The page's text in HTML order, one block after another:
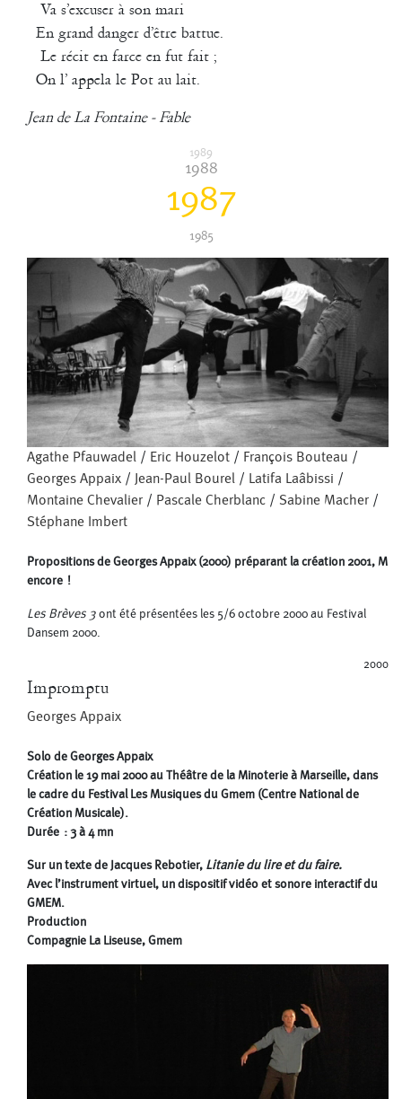
Va s’excuser à son mari
En grand danger d’être battue.
Le récit en farce en fut fait ;
On l’ appela le Pot au lait.
Jean de La Fontaine - Fable
1989
1988
1987
1985
Des danseurs et des musiciens se retrouvent sur un plateau avec du
son, du mouvement et des mots à partager. L’expérience de la
rencontre aussi avec Richard Dubelski et l’improvisation à partir de
matériaux sonores, chorégraphiques et écrits.
Georges Appaix
Agathe Pfauwadel / Eric Houzelot / François Bouteau /
Georges Appaix / Jean-Paul Bourel / Latifa Laâbissi /
Montaine Chevalier / Pascale Cherblanc / Sabine Macher /
Stéphane Imbert
Propositions de Georges Appaix (2000) préparant la création 2001, M
encore !
Les Brèves 3 ont été présentées les 5/6 octobre 2000 au Festival
Dansem 2000.
2000
Impromptu
Georges Appaix
Solo de Georges Appaix
Création le 19 mai 2000 au Théâtre de la Minoterie à Marseille, dans
le cadre du Festival Les Musiques du Gmem (Centre National de
Création Musicale).
Durée : 3 à 4 mn
Sur un texte de Jacques Rebotier, Litanie du lire et du faire.
Avec l’instrument virtuel, un dispositif vidéo et sonore interactif du
GMEM.
Production
Compagnie La Liseuse, Gmem